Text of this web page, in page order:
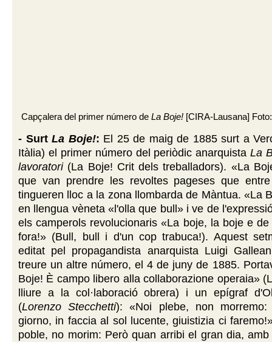
Capçalera del primer número de La Boje![CIRA-Lausana]
- SurtLa Boje!: El 25 de maig de 1885 surt a
Itàlia) el primer número del periòdic anarquistaLa
lavoratori(La Boje! Crit dels treballadors). «La
que van prendre les revoltes pageses que
tingueren lloc a la zona llombarda de Màntua. «La
en llengua vèneta «l'olla que bull» i ve de
els camperols revolucionaris «La boje, la boje e
fora!» (Bull, bull i d'un cop trabuca!). Aquest
editat pel propagandista anarquista Luigi
treure un altre número, el 4 de juny de 1885.
Boje! È campo libero alla collaborazione operaia»
lliure a la col·laboració obrera) i un epígraf
(Lorenzo Stecchetti): «Noi plebe, non
giorno, in faccia al sol lucente, giuistizia ci
poble, no morim: Però quan arribi el gran dia,